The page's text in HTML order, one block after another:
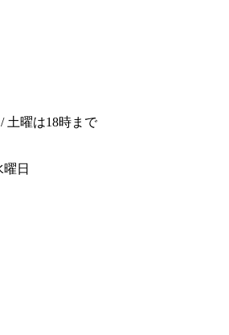
土曜は18時まで
日